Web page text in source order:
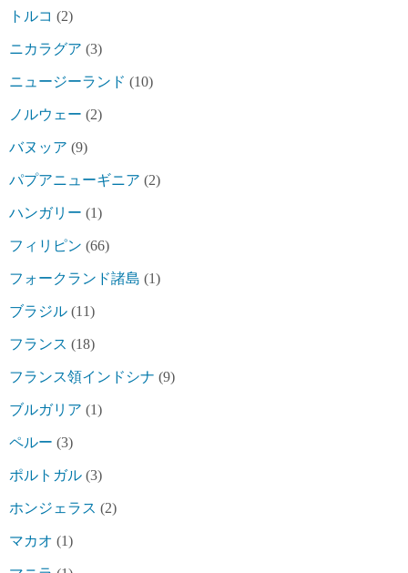
トルコ (2)
ニカラグア (3)
ニュージーランド (10)
ノルウェー (2)
バヌッア (9)
パプアニューギニア (2)
ハンガリー (1)
フィリピン (66)
フォークランド諸島 (1)
ブラジル (11)
フランス (18)
フランス領インドシナ (9)
ブルガリア (1)
ペルー (3)
ポルトガル (3)
ホンジェラス (2)
マカオ (1)